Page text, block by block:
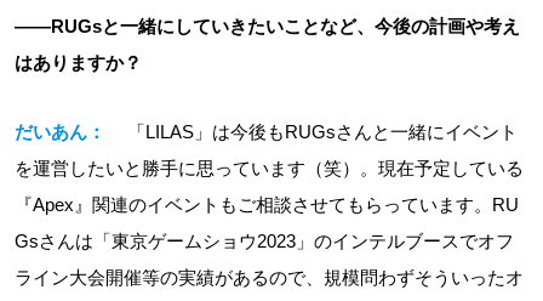
――RUGsと一緒にしていきたいことなど、今後の計画や考え
はありますか？
だいあん：
「LILAS」は今後もRUGsさんと一緒にイベント
を運営したいと勝手に思っています（笑）。現在予定している
『Apex』関連のイベントもご相談させてもらっています。RU
Gsさんは「東京ゲームショウ2023」のインテルブースでオフ
ライン大会開催等の実績があるので、規模問わずそういったオ